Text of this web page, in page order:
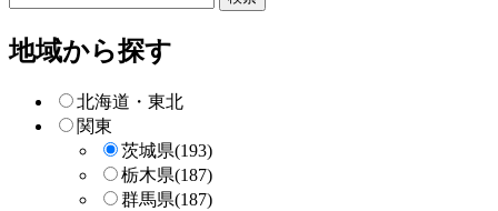
ー
検
地域から探す
北海道・東北
関東
茨城県(193)
栃木県(187)
群馬県(187)